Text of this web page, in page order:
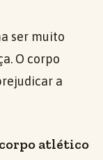
ser muito
O corpo
a
atlético